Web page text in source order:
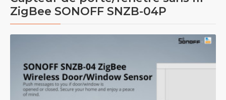
ZigBee SONOFF SNZB-04P